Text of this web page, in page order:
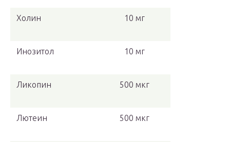
Холин 10 мг
Инозитол 10 мг
Ликопин 500 мкг
Лютеин 500 мкг